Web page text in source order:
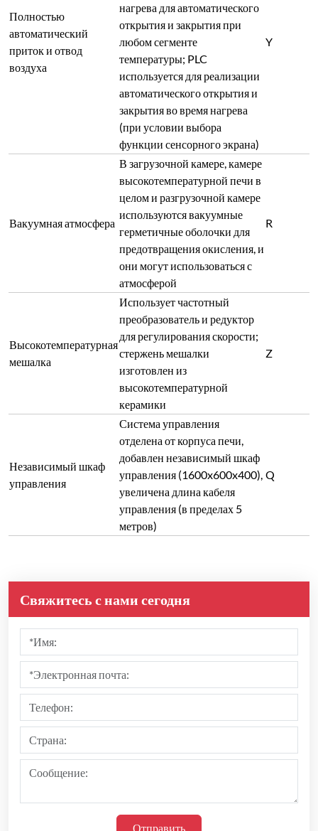
Полностью
автоматический
приток и отвод
воздуха
нагрева для автоматического
открытия и закрытия при
любом сегменте
температуры; PLC
используется для реализации
автоматического открытия и
закрытия во время нагрева
(при условии выбора
функции сенсорного экрана)
Y
Вакуумная атмосфера
В загрузочной камере, камере
высокотемпературной печи в
целом и разгрузочной камере
используются вакуумные
герметичные оболочки для
предотвращения окисления, и
они могут использоваться с
атмосферой
R
Высокотемпературная
мешалка
Использует частотный
преобразователь и редуктор
для регулирования скорости;
стержень мешалки
изготовлен из
высокотемпературной
керамики
Z
Независимый шкаф
управления
Система управления
отделена от корпуса печи,
добавлен независимый шкаф
управления (1600x600x400),
увеличена длина кабеля
управления (в пределах 5
метров)
Q
Свяжитесь с нами сегодня
Отправить